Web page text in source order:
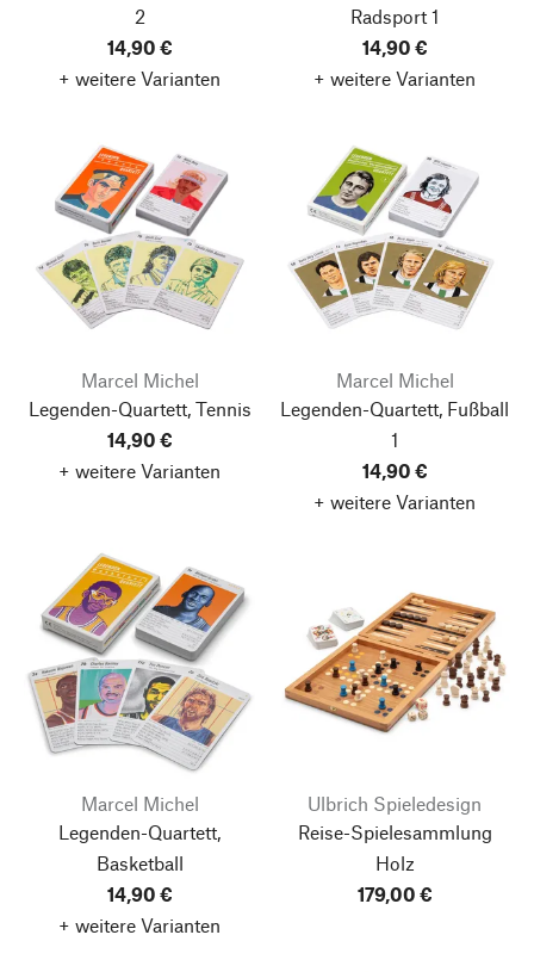
2
14,90 €
+ weitere Varianten
Radsport 1
14,90 €
+ weitere Varianten
Marcel Michel
Legenden-Quartett, Tennis
14,90 €
+ weitere Varianten
Marcel Michel
Legenden-Quartett, Fußball
1
14,90 €
+ weitere Varianten
Marcel Michel
Legenden-Quartett,
Basketball
14,90 €
+ weitere Varianten
Ulbrich Spieledesign
Reise-Spielesammlung
Holz
179,00 €